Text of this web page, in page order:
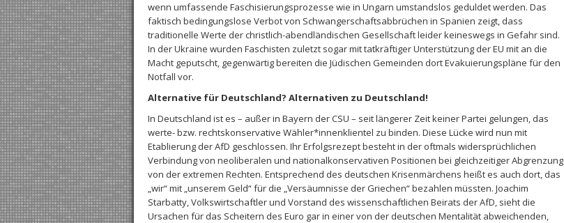
wenn umfassende Faschisierungsprozesse wie in Ungarn umstandslos geduldet werden. Das
faktisch bedingungslose Verbot von Schwangerschaftsabbrüchen in Spanien zeigt, dass
traditionelle Werte der christlich-abendländischen Gesellschaft leider keineswegs in Gefahr sind.
In der Ukraine wurden Faschisten zuletzt sogar mit tatkräftiger Unterstützung der EU mit an die
Macht geputscht, gegenwärtig bereiten die Jüdischen Gemeinden dort Evakuierungspläne für den
Notfall vor.
Alternative für Deutschland? Alternativen zu Deutschland!
In Deutschland ist es – außer in Bayern der CSU – seit längerer Zeit keiner Partei gelungen, das
werte- bzw. rechtskonservative Wähler*innenklientel zu binden. Diese Lücke wird nun mit
Etablierung der AfD geschlossen. Ihr Erfolgsrezept besteht in der oftmals widersprüchlichen
Verbindung von neoliberalen und nationalkonservativen Positionen bei gleichzeitiger Abgrenzung
von der extremen Rechten. Entsprechend des deutschen Krisenmärchens heißt es auch dort, das
„wir“ mit „unserem Geld“ für die „Versäumnisse der Griechen“ bezahlen müssten. Joachim
Starbatty, Volkswirtschaftler und Vorstand des wissenschaftlichen Beirats der AfD, sieht die
Ursachen für das Scheitern des Euro gar in einer von der deutschen Mentalität abweichenden,